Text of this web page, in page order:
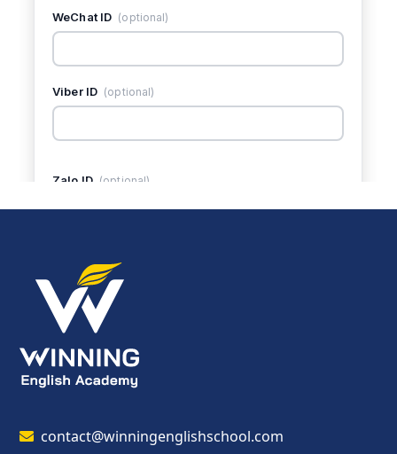
contact@winningenglishschool.com